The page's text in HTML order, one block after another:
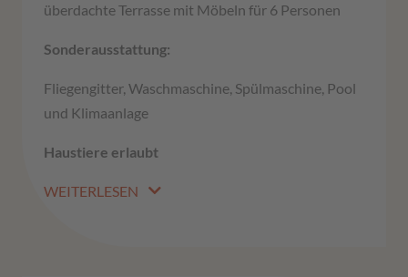
überdachte Terrasse mit Möbeln für 6 Personen
Sonderausstattung:
Fliegengitter, Waschmaschine, Spülmaschine, Pool
und Klimaanlage
Haustiere erlaubt
WEITERLESEN